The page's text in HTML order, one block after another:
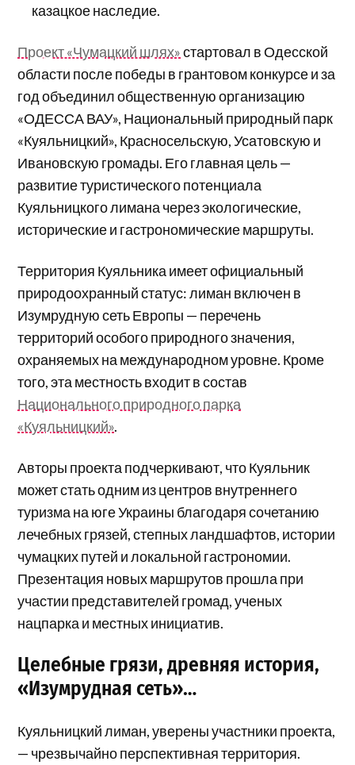
казацкое наследие.
Проект «Чумацкий шлях»стартовал в Одесской
области после победы в грантовом конкурсе и за
год объединил общественную организацию
«ОДЕССА ВАУ», Национальный природный парк
«Куяльницкий», Красносельскую, Усатовскую и
Ивановскую громады. Его главная цель —
развитие туристического потенциала
Куяльницкого лимана через экологические,
исторические и гастрономические маршруты.
Территория Куяльника имеет официальный
природоохранный статус: лиман включен в
Изумрудную сеть Европы — перечень
территорий особого природного значения,
охраняемых на международном уровне. Кроме
того, эта местность входит в состав
Национального природного парка
«Куяльницкий».
Авторы проекта подчеркивают, что Куяльник
может стать одним из центров внутреннего
туризма на юге Украины благодаря сочетанию
лечебных грязей, степных ландшафтов, истории
чумацких путей и локальной гастрономии.
Презентация новых маршрутов прошла при
участии представителей громад, ученых
нацпарка и местных инициатив.
Целебные грязи, древняя история,
«Изумрудная сеть»…
Куяльницкий лиман, уверены участники проекта,
— чрезвычайно перспективная территория.